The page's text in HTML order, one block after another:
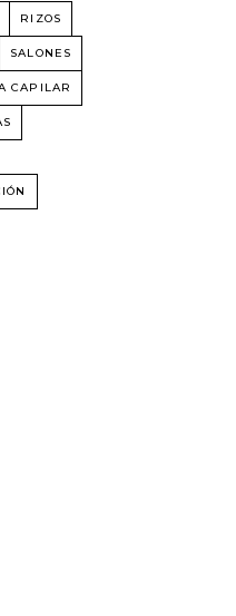
RIZOS
SALONES
CAPILAR